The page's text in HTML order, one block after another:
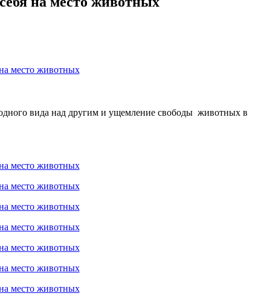
одного вида над другим и ущемление свободы животных в